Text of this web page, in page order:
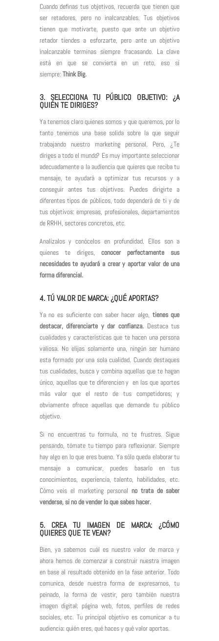
Cuando definas tus objetivos, recuerda que tienen que
ser retadores, pero no inalcanzables. Tus objetivos
tienen que motivarte, puesto que ante un objetivo
retador tiendes a esforzarte, pero ante un objetivo
inalcanzable terminas siempre fracasando. La clave
está en que se convierta en un reto, eso sí
siempre: Think Big.
3. SELECCIONA TU PÚBLICO OBJETIVO: ¿A
QUIÉN TE DIRIGES?
Ya tenemos claro quienes somos y que queremos, por lo
tanto tenemos una base solida sobre la que seguir
trabajando nuestro marketing personal. Pero, ¿Te
diriges a todo el mundo? Es muy importante seleccionar
adecuadamente a la audiencia que quieres que reciba tu
mensaje, te ayudará a optimizar tus recursos y a
conseguir antes tus objetivos. Puedes dirigirte a
diferentes tipos de públicos, todo dependerá de ti y de
tus objetivos: empresas, profesionales, departamentos
de RRHH, sectores concretos, etc.
Analízalos y conócelos en profundidad. Ellos son a
quienes te diriges,conocer perfectamente sus
necesidades te ayudará a crear y aportar valor de una
forma diferencial.
4. TÚ VALOR DE MARCA: ¿QUÉ APORTAS?
Ya no es suficiente con saber hacer algo, tienes que
destacar, diferenciarte y dar confianza. Destaca tus
cualidades y características que te hacen una persona
valiosa. No elijas solamente una, ningún ser humano
esta formado por una sola cualidad. Cuando destaques
tus cualidades, busca y combina aquellas que te hagan
único, aquellas que te diferencien y en las que aportes
más valor que el resto de tus competidores; y
obviamente ofrece aquellas que demande tu público
objetivo.
Si no encuentras tu formula, no te frustres. Sigue
pensando, tómate tu tiempo para reflexionar. Siempre
hay algo en lo que eres bueno. Ya sólo queda elaborar tu
mensaje a comunicar, puedes basarlo en tus
conocimientos, experiencia, talento, habilidades, etc.
Cómo veis el marketing personal no trata de saber
venderse, si no de vender lo que sabes hacer.
5. CREA TU IMAGEN DE MARCA: ¿CÓMO
QUIERES QUE TE VEAN?
Bien, ya sabemos cuál es nuestro valor de marca y
ahora hemos de comenzar a construir nuestra imagen
en base al resultado obtenido en la fase anterior. Todo
comunica, desde nuestra forma de expresarnos, tu
peinado, la forma de vestir, pero también nuestra
imagen digital: página web, fotos, perfiles de redes
sociales, etc. Tu principal objetivo es comunicar a tu
audiencia: quién eres, qué haces y qué valor aportas.